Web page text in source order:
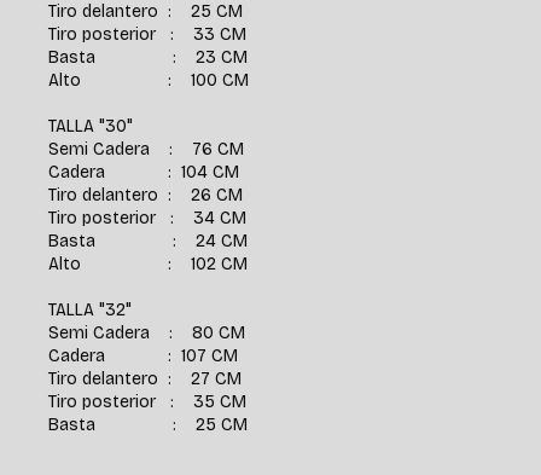
Tiro delantero : 25 CM
Tiro posterior : 33 CM
Basta : 23 CM
Alto : 100 CM
TALLA "30"
Semi Cadera : 76 CM
Cadera : 104 CM
Tiro delantero : 26 CM
Tiro posterior : 34 CM
Basta : 24 CM
Alto : 102 CM
TALLA "32"
Semi Cadera : 80 CM
Cadera : 107 CM
Tiro delantero : 27 CM
Tiro posterior : 35 CM
Basta : 25 CM